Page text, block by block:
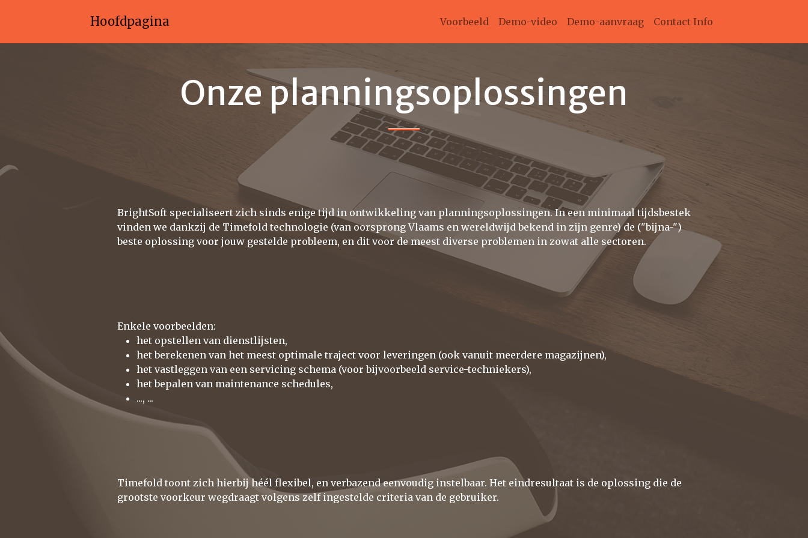
Hoofdpagina Voorbeeld Demo-video Demo-aanvraag Contact Info
Onze planningsoplossingen
BrightSoft specialiseert zich sinds enige tijd in ontwikkeling van planningsoplossingen. In een minimaal tijdsbestek
vinden we dankzij de Timefold technologie (van oorsprong Vlaams en wereldwijd bekend in zijn genre) de ("bijna-")
beste oplossing voor jouw gestelde probleem, en dit voor de meest diverse problemen in zowat alle sectoren.
Enkele voorbeelden:
het opstellen van dienstlijsten,
het berekenen van het meest optimale traject voor leveringen (ook vanuit meerdere magazijnen),
het vastleggen van een servicing schema (voor bijvoorbeeld service-techniekers),
het bepalen van maintenance schedules,
..., ...
Timefold toont zich hierbij héél flexibel, en verbazend eenvoudig instelbaar. Het eindresultaat is de oplossing die de
grootste voorkeur wegdraagt volgens zelf ingestelde criteria van de gebruiker.